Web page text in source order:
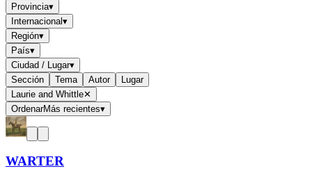
Provincia▾
Internacional▾
Región▾
País▾
Ciudad / Lugar▾
Sección
Tema Autor
Lugar
Laurie and Whittle✕
OrdenarMás recientes▾
WARTER